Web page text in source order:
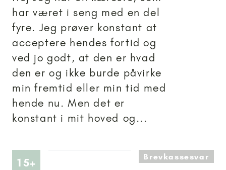
har været i seng med en del
fyre. Jeg prøver konstant at
acceptere hendes fortid og
ved jo godt, at den er hvad
den er og ikke burde påvirke
min fremtid eller min tid med
hende nu. Men det er
konstant i mit hoved og...
15+ Artikler anbefalet til 15+Brevkassesvar